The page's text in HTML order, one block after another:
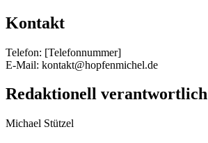
Kontakt
Telefon: [Telefonnummer]
E-Mail: kontakt@hopfenmichel.de
Redaktionell verantwortlich
Michael Stützel